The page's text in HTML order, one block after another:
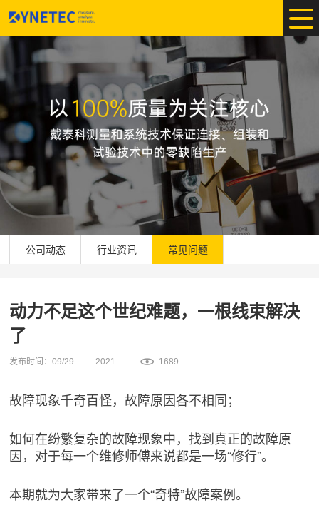
公司动态 行业资讯 常见问题
动力不足这个世纪难题，一根线束解决
了
发布时间：09/29 —— 2021 1689
故障现象千奇百怪，故障原因各不相同；
如何在纷繁复杂的故障现象中，找到真正的故障原
因，对于每一个维修师傅来说都是一场“修行”。
本期就为大家带来了一个“奇特”故障案例。